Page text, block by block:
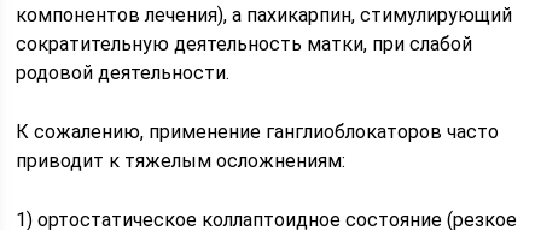
компонентов лечения), а пахикарпин, стимулирующий
сократительную деятельность матки, при слабой
родовой деятельности.
К сожалению, применение ганглиоблокаторов часто
приводит к тяжелым осложнениям:
1) ортостатическое коллаптоидное состояние (резкое